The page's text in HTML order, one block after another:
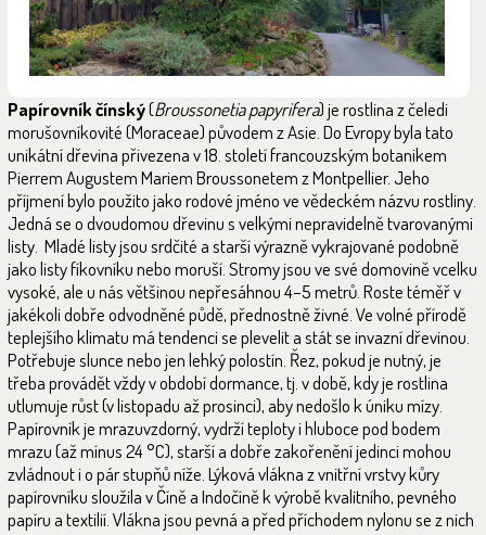
Papírovník čínský(Broussonetia papyrifera) je rostlina z čeledi
morušovníkovité (Moraceae) původem z Asie. Do Evropy byla tato
unikátní dřevina přivezena v 18. století francouzským botanikem
Pierrem Augustem Mariem Broussonetem z Montpellier. Jeho
příjmení bylo použito jako rodové jméno ve vědeckém názvu rostliny.
Jedná se o dvoudomou dřevinu s velkými nepravidelně tvarovanými
listy. Mladé listy jsou srdčité a starší výrazně vykrajované podobně
jako listy fíkovníku nebo moruší. Stromy jsou ve své domovině vcelku
vysoké, ale u nás většinou nepřesáhnou 4–5 metrů. Roste téměř v
jakékoli dobře odvodněné půdě, přednostně živné. Ve volné přírodě
teplejšího klimatu má tendenci se plevelit a stát se invazní dřevinou.
Potřebuje slunce nebo jen lehký polostín. Řez, pokud je nutný, je
třeba provádět vždy v období dormance, tj. v době, kdy je rostlina
utlumuje růst (v listopadu až prosinci), aby nedošlo k úniku mízy.
Papírovník je mrazuvzdorný, vydrží teploty i hluboce pod bodem
mrazu (až mínus 24 °C), starší a dobře zakořenění jedinci mohou
zvládnout i o pár stupňů níže. Lýková vlákna z vnitřní vrstvy kůry
papírovníku sloužila v Číně a Indočíně k výrobě kvalitního, pevného
papíru a textilií. Vlákna jsou pevná a před příchodem nylonu se z nich